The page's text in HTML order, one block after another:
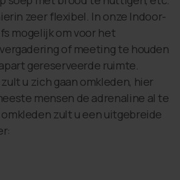
zeer flexibel. In onze Indoor-
mogelijk om voor het
of meeting te houden
gereserveerde ruimte.
u zich gaan omkleden, hier
mensen de adrenaline al te
zult u een uitgebreide